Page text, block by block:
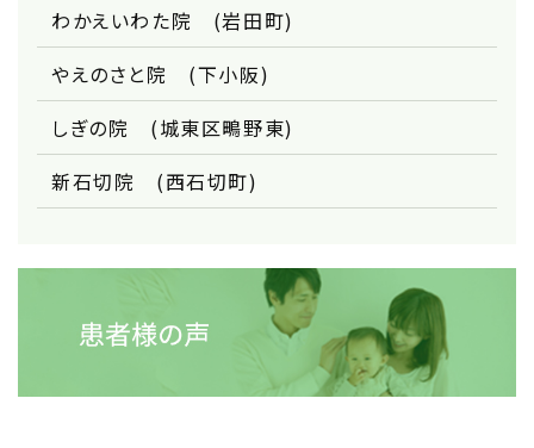
わかえいわた院 (岩田町)
やえのさと院 (下小阪)
しぎの院 (城東区鴫野東)
新石切院 (西石切町)